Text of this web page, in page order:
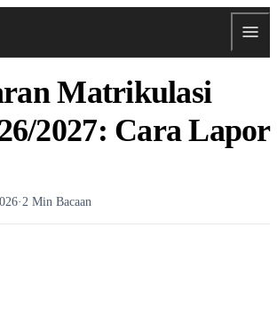
Matrikulasi
2027: Cara Lapor
·2 Min Bacaan